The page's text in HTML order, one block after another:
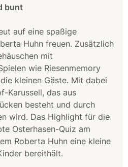
bunt
auf eine spaßige
Huhn freuen. Zusätzlich
mit
wie Riesenmemory
kleinen Gäste. Mit dabei
Karussell, das aus
besteht und durch
wird. Das Highlight für die
Osterhasen-Quiz am
Roberta Huhn eine kleine
bereithält.